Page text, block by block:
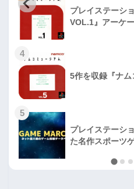
プレイステーシ
VOL.1』アーケ
4
5作を収録『ナム
5
プレイステーシ
た名作スポーツ